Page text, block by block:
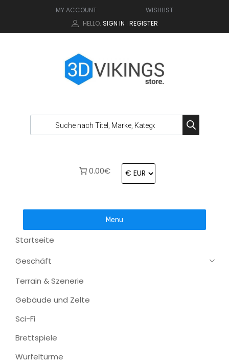
MY ACCOUNT
WISHLIST
HELLO. SIGN IN | REGISTER
0.00€
Menu
Startseite
Geschäft
Terrain & Szenerie
Gebäude und Zelte
Sci-Fi
Brettspiele
Würfeltürme